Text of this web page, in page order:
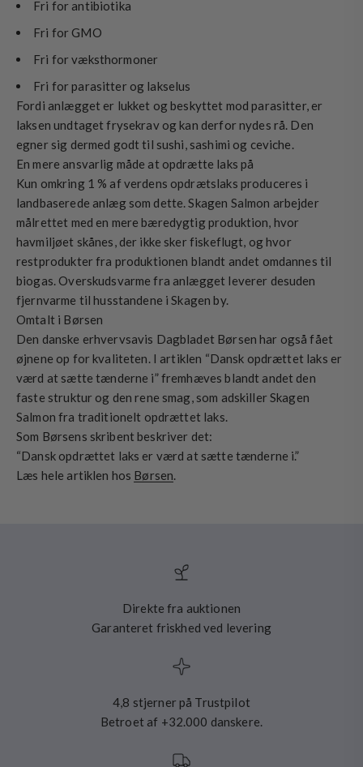
Fri for antibiotika
Fri for GMO
Fri for væksthormoner
Fri for parasitter og lakselus
Fordi anlægget er lukket og beskyttet mod parasitter, er
laksen undtaget frysekrav og kan derfor nydes rå. Den
egner sig dermed godt til sushi, sashimi og ceviche.
En mere ansvarlig måde at opdrætte laks på
Kun omkring 1 % af verdens opdrætslaks produceres i
landbaserede anlæg som dette. Skagen Salmon arbejder
målrettet med en mere bæredygtig produktion, hvor
havmiljøet skånes, der ikke sker fiskeflugt, og hvor
restprodukter fra produktionen blandt andet omdannes til
biogas. Overskudsvarme fra anlægget leverer desuden
fjernvarme til husstandene i Skagen by.
Omtalt i Børsen
Den danske erhvervsavis Dagbladet Børsen har også fået
øjnene op for kvaliteten. I artiklen “Dansk opdrættet laks er
værd at sætte tænderne i” fremhæves blandt andet den
faste struktur og den rene smag, som adskiller Skagen
Salmon fra traditionelt opdrættet laks.
Som Børsens skribent beskriver det:
“Dansk opdrættet laks er værd at sætte tænderne i.”
Læs hele artiklen hos Børsen.
Direkte fra auktionen
Garanteret friskhed ved levering
4,8 stjerner på Trustpilot
Betroet af +32.000 danskere.